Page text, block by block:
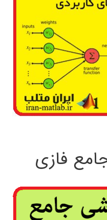
فازی